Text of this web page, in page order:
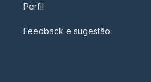
Perfil
Feedback e sugestão